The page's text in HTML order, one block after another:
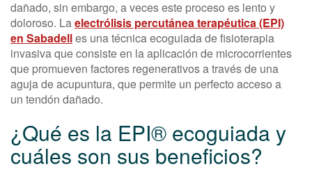
dañado, sin embargo, a veces este proceso es lento y
doloroso. Laelectrólisis percutánea terapéutica (EPI)
en Sabadelles una técnica ecoguiada de fisioterapia
invasiva que consiste en la aplicación de microcorrientes
que promueven factores regenerativos a través de una
aguja de acupuntura, que permite un perfecto acceso a
un tendón dañado.
¿Qué es la EPI® ecoguiada y
cuáles son sus beneficios?